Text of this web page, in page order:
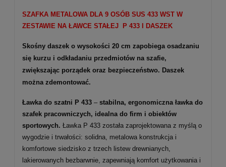
SZAFKA METALOWA DLA 9 OSÓB SUS 433 WST W
ZESTAWIE NA ŁAWCE STAŁEJ P 433 I DASZEK
Skośny daszek o wysokości 20 cm zapobiega osadzaniu
się kurzu i odkładaniu przedmiotów na szafie,
zwiększając porządek oraz bezpieczeństwo. Daszek
można zdemontować.
Ławka do szatni P 433 – stabilna, ergonomiczna ławka do
szafek pracowniczych, idealna do firm i obiektów
sportowych. Ławka P 433 została zaprojektowana z myślą o
wygodzie i trwałości: solidna, metalowa konstrukcja i
komfortowe siedzisko z trzech listew drewnianych,
lakierowanych bezbarwnie, zapewniają komfort użytkowania i